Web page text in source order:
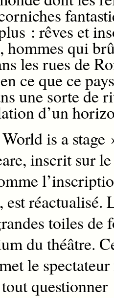
: rêves et
hommes qui
les rues de
ce que ce
une sorte de
d’un
is a stage
inscrit sur
est réactualisé.
toiles de
du théâtre.
lespectateur
questionner